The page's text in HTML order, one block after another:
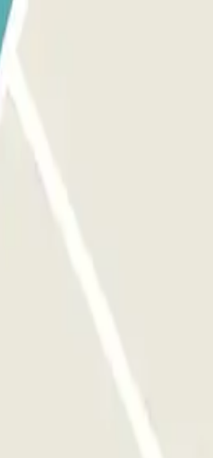
a la barrera. El lector de
NO SE ABRE: USE
al interfono. Descargue su
la barrera se abrirá
cuenta con acceso peatonal,